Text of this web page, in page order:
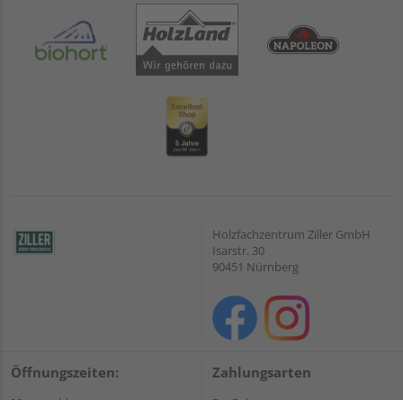
Holzfachzentrum Ziller GmbH
Isarstr. 30
90451 Nürnberg
Öffnungszeiten: Zahlungsarten